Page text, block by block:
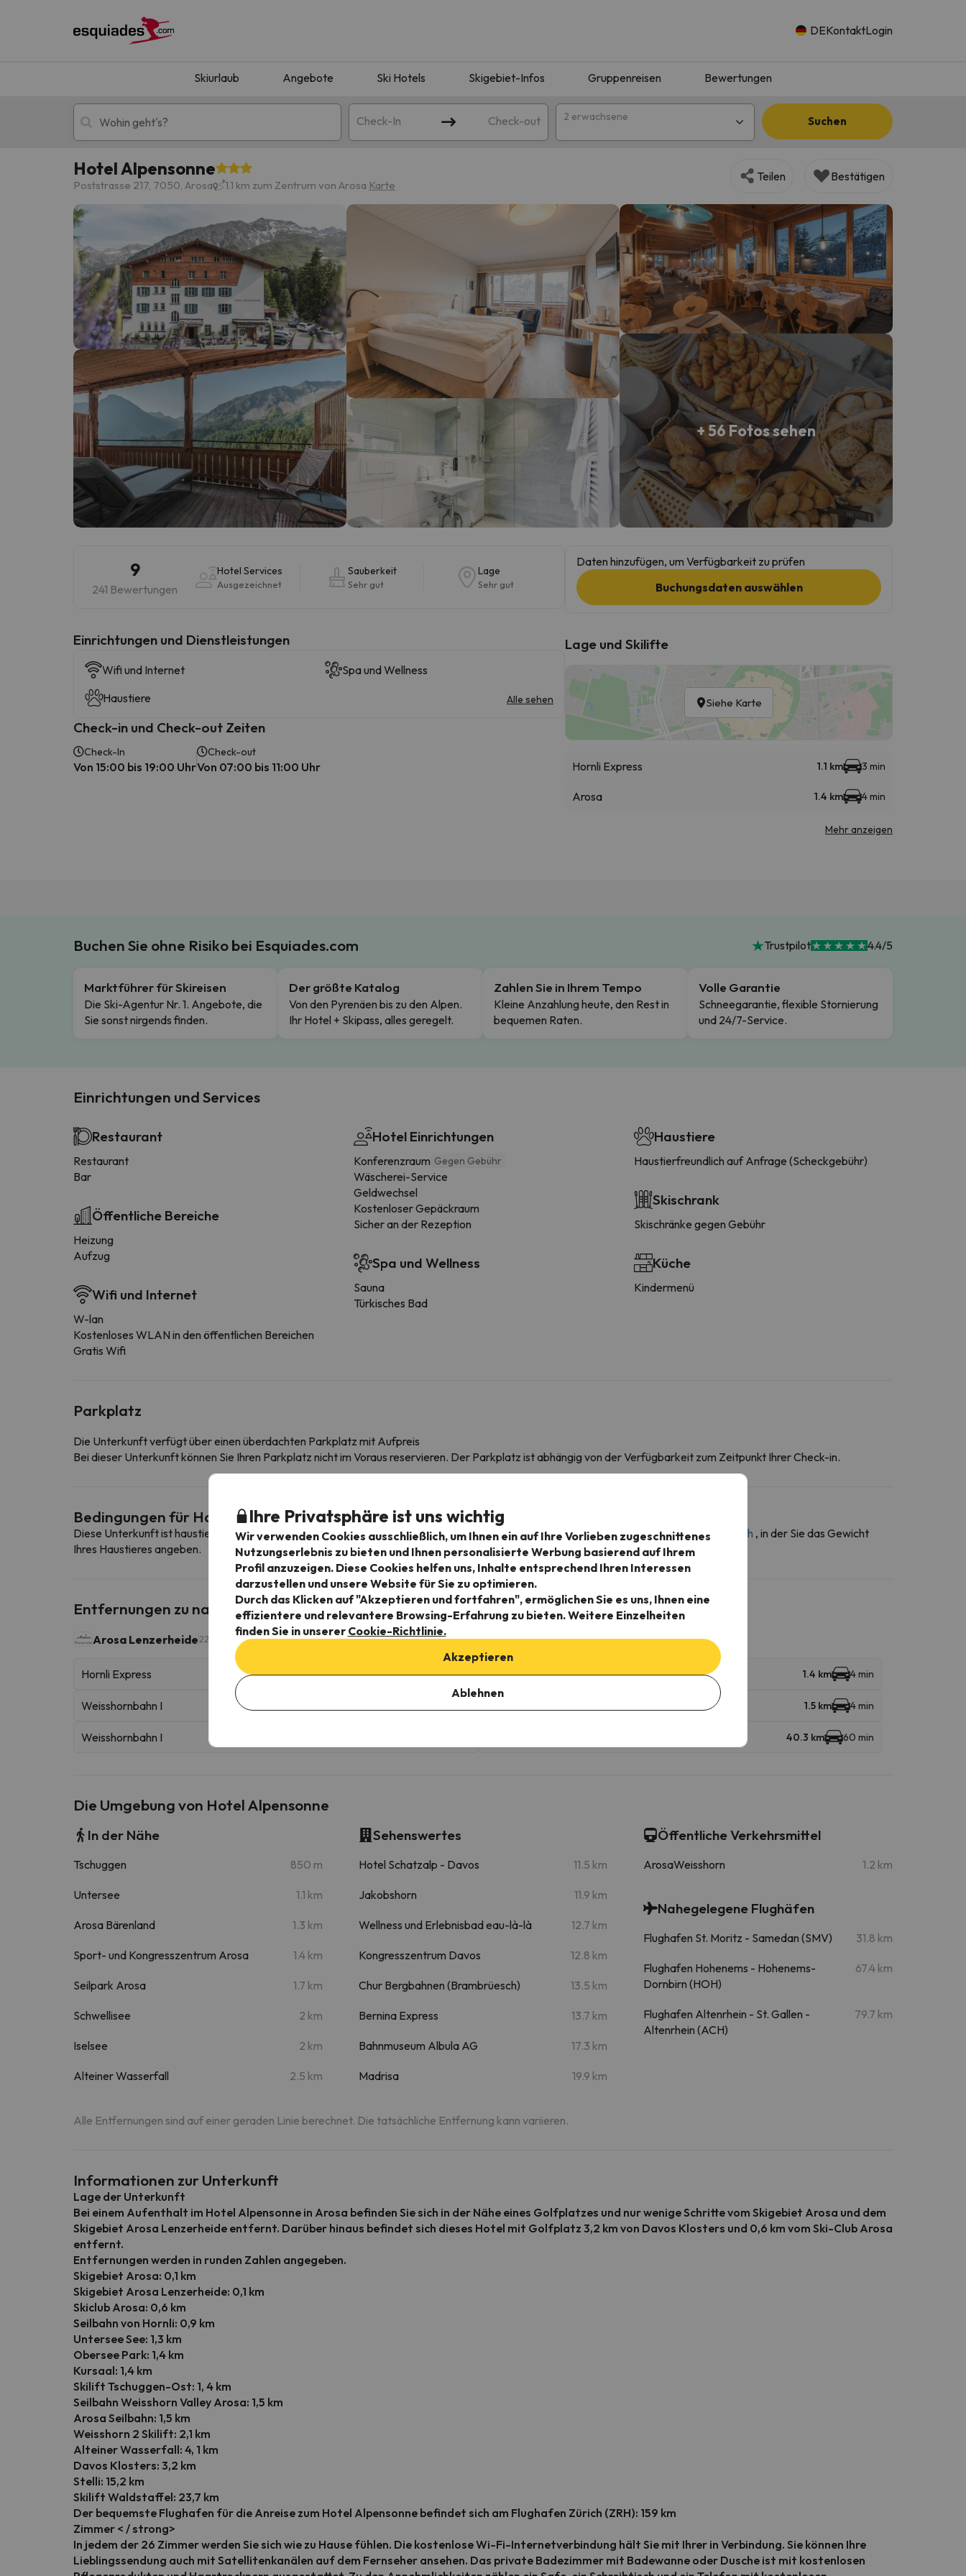
DEKontaktLogin
Skiurlaub Angebote Ski Hotels Skigebiet-Infos Gruppenreisen Bewertungen
Check-In Check-out 2 erwachsene Suchen
Skiurlaub Berghotels
Oops, wir haben keine Ergebnisse gefunden, die Ihrer Suche entsprechen. Versuchen Sie, das Ziel zu ändern.
Es sieht so aus, als hätte sich unser Sucher verirrt. Sobald er seinen Kompass gefunden hat, wird er zurück sein.
Hotel Alpensonne
Poststrasse 217, 7050, Arosa 1.1 km zum Zentrum von Arosa Karte
Teilen Bestätigen
+ 56 Fotos sehen
9
241 Bewertungen
Hotel Services
Ausgezeichnet
Sauberkeit
Sehr gut
Lage
Sehr gut
​Einrichtungen und Dienstleistungen
Wifi und Internet
Spa und Wellness
Haustiere
Alle sehen
Check-in und Check-out Zeiten
Check-In
Von 15:00 bis 19:00 Uhr
Check-out
Von 07:00 bis 11:00 Uhr
Daten hinzufügen, um Verfügbarkeit zu prüfen
Buchungsdaten auswählen
Lage und Skilifte
Siehe Karte
Hornli Express 1.1 km 3 min
Arosa 1.4 km 4 min
Mehr anzeigen
Buchen Sie ohne Risiko bei Esquiades.com Trustpilot 4.4/5
Marktführer für Skireisen
Die Ski-Agentur Nr. 1. Angebote, die
Sie sonst nirgends finden.
Der größte Katalog
Von den Pyrenäen bis zu den Alpen.
Ihr Hotel + Skipass, alles geregelt.
Zahlen Sie in Ihrem Tempo
Kleine Anzahlung heute, den Rest in
bequemen Raten.
Volle Garantie
Schneegarantie, flexible Stornierung
und 24/7-Service.
Einrichtungen und Services
Restaurant
Restaurant
Bar
Öffentliche Bereiche
Heizung
Aufzug
Wifi und Internet
W-lan
Kostenloses WLAN in den öffentlichen Bereichen
Gratis Wifi
Hotel Einrichtungen
Konferenzraum Gegen Gebühr
Wäscherei-Service
Geldwechsel
Kostenloser Gepäckraum
Sicher an der Rezeption
Spa und Wellness
Sauna
Türkisches Bad
Haustiere
Haustierfreundlich auf Anfrage (Scheckgebühr)
Skischrank
Skischränke gegen Gebühr
Küche
Kindermenü
Parkplatz
Die Unterkunft verfügt über einen überdachten Parkplatz mit Aufpreis
Bei dieser Unterkunft können Sie Ihren Parkplatz nicht im Voraus reservieren. Der Parkplatz ist abhängig von der Verfügbarkeit zum Zeitpunkt Ihrer Check-in.
Bedingungen für Haustiere
Diese Unterkunft ist haustierfreundlich. Um die Bedingungen einzusehen, senden Sie uns unbedingt eine Nachricht über denKontaktbereich , in der Sie das Gewicht
Ihres Haustieres angeben.
Entfernungen zu nahe gelegenen Skigebieten
Arosa Lenzerheide 225 Skikilometer
Hornli Express 1.1 km 3 min Arosa 1.4 km 4 min
Weisshornbahn I 1.5 km 4 min
Weisshornbahn I 40.3 km 60 min
Die Umgebung von Hotel Alpensonne
In der Nähe
Tschuggen 850 m
Untersee 1.1 km
Arosa Bärenland 1.3 km
Sport- und Kongresszentrum Arosa 1.4 km
Seilpark Arosa 1.7 km
Schwellisee 2 km
Iselsee 2 km
Alteiner Wasserfall 2.5 km
Sehenswertes
Hotel Schatzalp - Davos 11.5 km
Jakobshorn 11.9 km
Wellness und Erlebnisbad eau-là-là 12.7 km
Kongresszentrum Davos 12.8 km
Chur Bergbahnen (Brambrüesch) 13.5 km
Bernina Express 13.7 km
Bahnmuseum Albula AG 17.3 km
Madrisa 19.9 km
Öffentliche Verkehrsmittel
ArosaWeisshorn 1.2 km
Nahegelegene Flughäfen
Flughafen St. Moritz - Samedan (SMV) 31.8 km
Flughafen Hohenems - Hohenems-
Dornbirn (HOH)
67.4 km
Flughafen Altenrhein - St. Gallen -
Altenrhein (ACH)
79.7 km
Alle Entfernungen sind auf einer geraden Linie berechnet. Die tatsächliche Entfernung kann variieren.
Informationen zur Unterkunft
Lage der Unterkunft
Bei einem Aufenthalt im Hotel Alpensonne in Arosa befinden Sie sich in der Nähe eines Golfplatzes und nur wenige Schritte vom Skigebiet Arosa und dem
Skigebiet Arosa Lenzerheide entfernt. Darüber hinaus befindet sich dieses Hotel mit Golfplatz 3,2 km von Davos Klosters und 0,6 km vom Ski-Club Arosa
entfernt.
Entfernungen werden in runden Zahlen angegeben.
Skigebiet Arosa: 0,1 km
Skigebiet Arosa Lenzerheide: 0,1 km
Skiclub Arosa: 0,6 km
Seilbahn von Hornli: 0,9 km
Untersee See: 1,3 km
Obersee Park: 1,4 km
Kursaal: 1,4 km
Skilift Tschuggen-Ost: 1, 4 km
Seilbahn Weisshorn Valley Arosa: 1,5 km
Arosa Seilbahn: 1,5 km
Weisshorn 2 Skilift: 2,1 km
Alteiner Wasserfall: 4, 1 km
Davos Klosters: 3,2 km
Stelli: 15,2 km
Skilift Waldstaffel: 23,7 km
Der bequemste Flughafen für die Anreise zum Hotel Alpensonne befindet sich am Flughafen Zürich (ZRH): 159 km
Zimmer < / strong>
In jedem der 26 Zimmer werden Sie sich wie zu Hause fühlen. Die kostenlose Wi-Fi-Internetverbindung hält Sie mit Ihrer in Verbindung. Sie können Ihre
Lieblingssendung auch mit Satellitenkanälen auf dem Fernseher ansehen. Das private Badezimmer mit Badewanne oder Dusche ist mit kostenlosen
Ihre Privatsphäre ist uns wichtig
Wir verwenden Cookies ausschließlich, um Ihnen ein auf Ihre Vorlieben zugeschnittenes
Nutzungserlebnis zu bieten und Ihnen personalisierte Werbung basierend auf Ihrem
Profil anzuzeigen. Diese Cookies helfen uns, Inhalte entsprechend Ihren Interessen
darzustellen und unsere Website für Sie zu optimieren.
Durch das Klicken auf "Akzeptieren und fortfahren", ermöglichen Sie es uns, Ihnen eine
effizientere und relevantere Browsing-Erfahrung zu bieten. Weitere Einzelheiten
finden Sie in unserer Cookie-Richtlinie.
Akzeptieren
Ablehnen